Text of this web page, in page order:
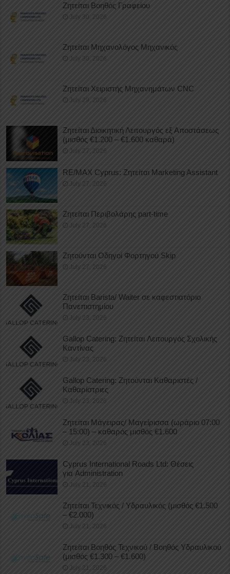
Ζητείται Βοηθός Γραφείου
July 30, 2026
Ζητείται Μηχανολόγος Μηχανικός
July 30, 2026
Ζητείται Χειριστής Μηχανημάτων CNC
July 29, 2026
Ζητείται Διοικητική Λειτουργός εξ Αποστάσεως
(μισθός €1.200 – €1.600 καθαρά)
July 27, 2026
RE/MAX Cyprus: Ζητείται Marketing Assistant
July 27, 2026
Ζητείται Περιβολάρης part-time
July 27, 2026
Ζητούνται Οδηγοί Φορτηγού Skip
July 27, 2026
Ζητείται Barista/ Waiter σε καφεστιατόριο
Πανεπιστημίου
July 23, 2026
Gallop Catering: Ζητείται Λειτουργός Σχολικής
Καντίνας
July 23, 2026
Gallop Catering: Ζητούνται Καθαριστές /
Καθαρίστριες
July 23, 2026
Ζητείται Μάγειρας/ Μαγείρισσα (ωράριο 07:00
– 15:00) – καθαρός μισθός €1.600
July 23, 2026
Cyprus International Roads Ltd: Θέσεις
για Administration
July 21, 2026
Ζητείται Τεχνικός / Υδραυλικός (μισθός €1.500
– €2.000)
July 21, 2026
Ζητείται Βοηθός Τεχνικού / Βοηθός Υδραυλικού
(μισθός €1.300 – €1.600)
July 21, 2026